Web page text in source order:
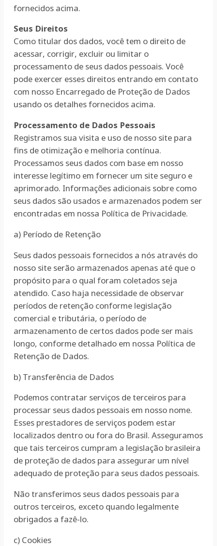
fornecidos acima.
Seus Direitos
Como titular dos dados, você tem o direito de
acessar, corrigir, excluir ou limitar o
processamento de seus dados pessoais. Você
pode exercer esses direitos entrando em contato
com nosso Encarregado de Proteção de Dados
usando os detalhes fornecidos acima.
Processamento de Dados Pessoais
Registramos sua visita e uso de nosso site para
fins de otimização e melhoria contínua.
Processamos seus dados com base em nosso
interesse legítimo em fornecer um site seguro e
aprimorado. Informações adicionais sobre como
seus dados são usados e armazenados podem ser
encontradas em nossa Política de Privacidade.
a) Período de Retenção
Seus dados pessoais fornecidos a nós através do
nosso site serão armazenados apenas até que o
propósito para o qual foram coletados seja
atendido. Caso haja necessidade de observar
períodos de retenção conforme legislação
comercial e tributária, o período de
armazenamento de certos dados pode ser mais
longo, conforme detalhado em nossa Política de
Retenção de Dados.
b) Transferência de Dados
Podemos contratar serviços de terceiros para
processar seus dados pessoais em nosso nome.
Esses prestadores de serviços podem estar
localizados dentro ou fora do Brasil. Asseguramos
que tais terceiros cumpram a legislação brasileira
de proteção de dados para assegurar um nível
adequado de proteção para seus dados pessoais.
Não transferimos seus dados pessoais para
outros terceiros, exceto quando legalmente
obrigados a fazê-lo.
c) Cookies